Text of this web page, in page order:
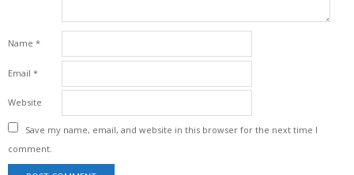
Name *
Email *
Website
Save my name, email, and website in this browser for the next time I
comment.